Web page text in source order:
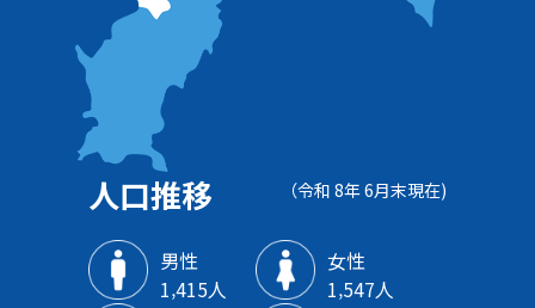
人口推移 （令和 8年 6月末現在)
男性
1‚415人
女性
1‚547人